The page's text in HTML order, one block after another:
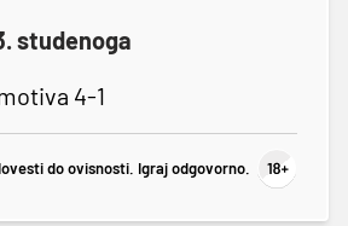
studenoga
4-1
do ovisnosti. Igraj odgovorno.